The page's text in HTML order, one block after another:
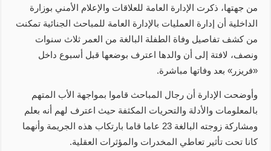
من جهتها، ذكرت الإدارة العامة للعلاقات والإعلام الأمني بوزارة
الداخلية أن إدارة العمليات بالإدارة العامة للمباحث الجنائية تمكنت
من كشف تفاصيل وفاة الطفلة البالغة من العمر ثلاث سنوات
ونصف، لافتة إلى أن والدها اعترف بوضعها قبل أسبوع داخل
«فريزر» بعد وفاتها مباشرة.
وأوضحت الإدارة أن رجال المباحث قاموا بمواجهة الأب المتهم
بالمعلومات والأدلة والتحريات المكثفة حيث اعترف لهم أنه بعلم
ومشاركة زوجته البالغة 23 عاما قاما بارتكاب هذه الجريمة وأنهما
كانا تحت تأثير تعاطي المخدرات والمؤثرات العقلية.